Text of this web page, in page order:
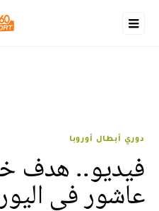
دوري أبطال أوروبا
فيديو.. هدف
عاشور في